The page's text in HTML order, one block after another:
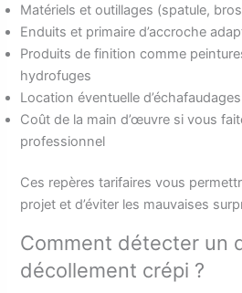
Matériels et outillages (spatule,
Enduits et primaire d’accroche
Produits de finition comme
hydrofuges
Location éventuelle
Coût de la main d’œuvre si vous
professionnel
Ces repères tarifaires vous
projet et d’éviter les mauvaises
Comment détecter un
décollement crépi ?